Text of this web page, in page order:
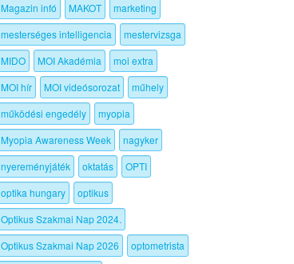
Magazin infó
MAKOT
marketing
mesterséges intelligencia
mestervizsga
MIDO
MOI Akadémia
moi extra
MOI hír
MOI videósorozat
műhely
működési engedély
myopia
Myopia Awareness Week
nagyker
nyereményjáték
oktatás
OPTI
optika hungary
optikus
Optikus Szakmai Nap 2024.
Optikus Szakmai Nap 2026
optometrista